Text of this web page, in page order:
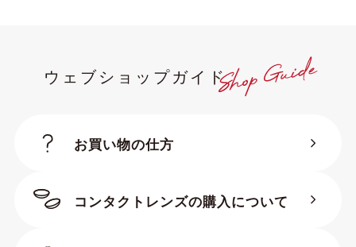
ウェブショップガイド
お買い物の仕方
コンタクトレンズの購入について